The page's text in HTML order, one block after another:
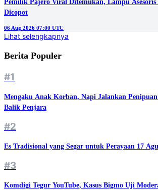
Pemilik Pajero Viral Ditemukan, Lampu Asesoris
Dicopot
06 Aug 2026 07:00 UTC
Lihat selengkapnya
Berita Populer
#1
Mengaku Anak Korban, Napi Jalankan
Balik Penjara
#2
Es Tradisional yang Segar untuk Perayaan 17
#3
Komdigi Tegur YouTube, Kasus Bigmo Uji